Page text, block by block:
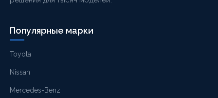
Популярные марки
Toyota
Nissan
Mercedes-Benz